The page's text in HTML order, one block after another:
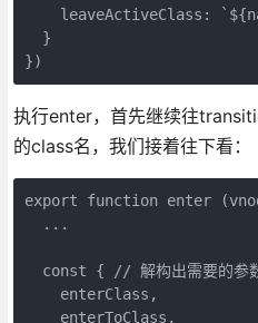
leaveActiveClass:
  }
执行enter，首先继续往
的class名，我们接着往下看：
export function enter
  ...
const { // 解构出需要的参
    enterClass,
    enterToClass,